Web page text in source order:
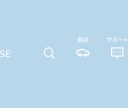
製品 サポート